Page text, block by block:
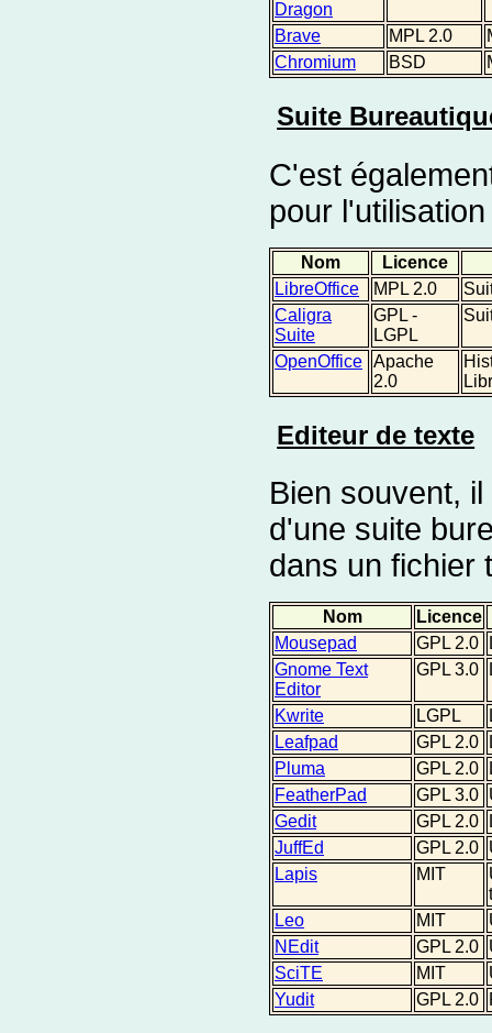
Dragon
Brave
MPL 2.0
Chromium
BSD
Suite
C'est
pour
Nom
Licence
LibreOffice
MPL 2.0
Caligra
Suite
GPL -
LGPL
OpenOffice Apache
2.0
Editeur de texte
Bien souvent,
d'une suite
dans un fichier
Nom
Licence
Mousepad
GPL 2.0
Gnome Text
Editor
GPL 3.0
Kwrite LGPL
Leafpad
GPL 2.0
Pluma
GPL 2.0
FeatherPad
GPL 3.0
Gedit
GPL 2.0
JuffEd
GPL 2.0
Lapis
MIT
Leo
MIT
NEdit
GPL 2.0
SciTE
MIT
Yudit
GPL 2.0